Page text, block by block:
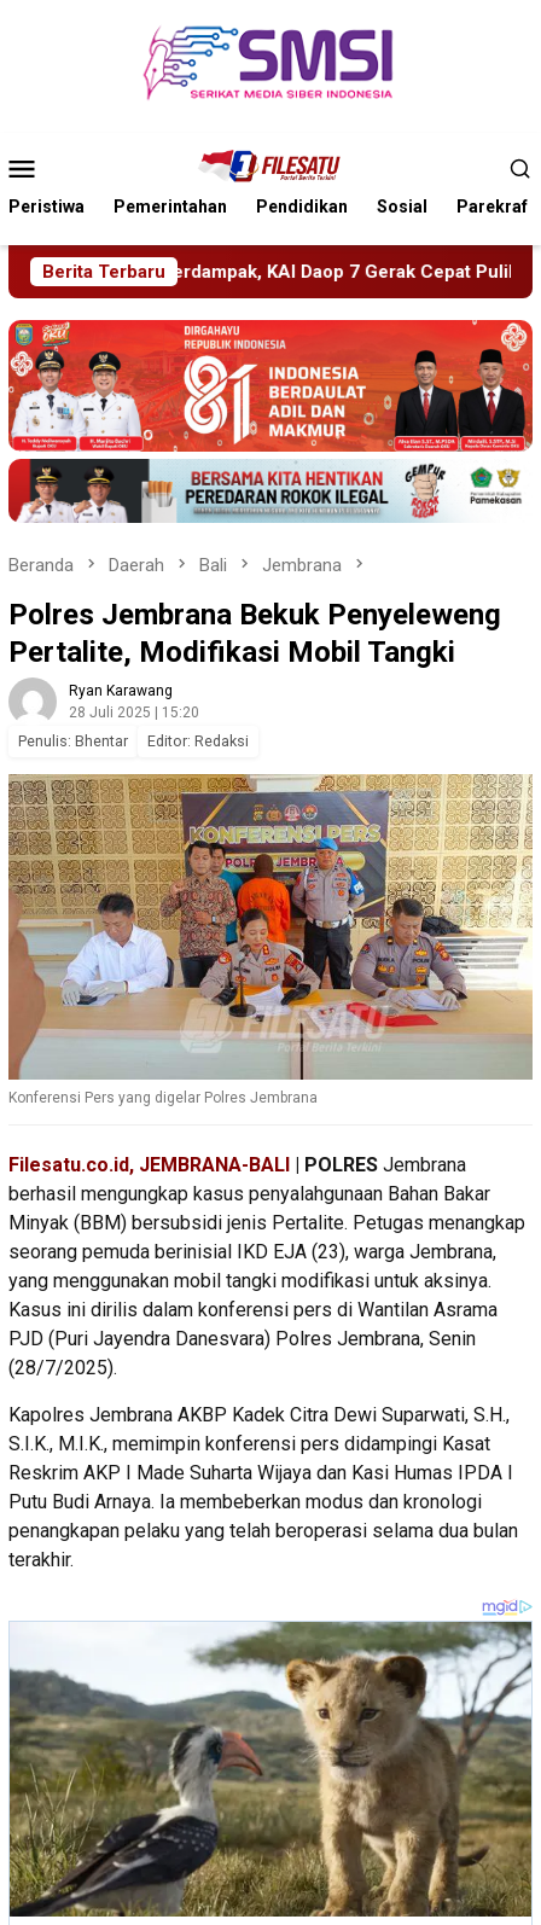
Mobile
Peristiwa Pemerintahan Pendidikan Sosial Parekraf
Berita Terbaru
Gerak Cepat Pulihkan Layanan PMR Wira SMKN 1
Beranda Daerah Bali Jembrana
Polres Jembrana Bekuk Penyeleweng
Pertalite, Modifikasi Mobil Tangki
Ryan Karawang
28 Juli 2025 | 15:20
Penulis: Bhentar Editor: Redaksi
Konferensi Pers yang digelar Polres Jembrana
Filesatu.co.id, JEMBRANA-BALI | POLRES Jembrana
berhasil mengungkap kasus penyalahgunaan Bahan Bakar
Minyak (BBM) bersubsidi jenis Pertalite. Petugas menangkap
seorang pemuda berinisial IKD EJA (23), warga Jembrana,
yang menggunakan mobil tangki modifikasi untuk aksinya.
Kasus ini dirilis dalam konferensi pers di Wantilan Asrama
PJD (Puri Jayendra Danesvara) Polres Jembrana, Senin
(28/7/2025).
Kapolres Jembrana AKBP Kadek Citra Dewi Suparwati, S.H.,
S.I.K., M.I.K., memimpin konferensi pers didampingi Kasat
Reskrim AKP I Made Suharta Wijaya dan Kasi Humas IPDA I
Putu Budi Arnaya. Ia membeberkan modus dan kronologi
penangkapan pelaku yang telah beroperasi selama dua bulan
terakhir.